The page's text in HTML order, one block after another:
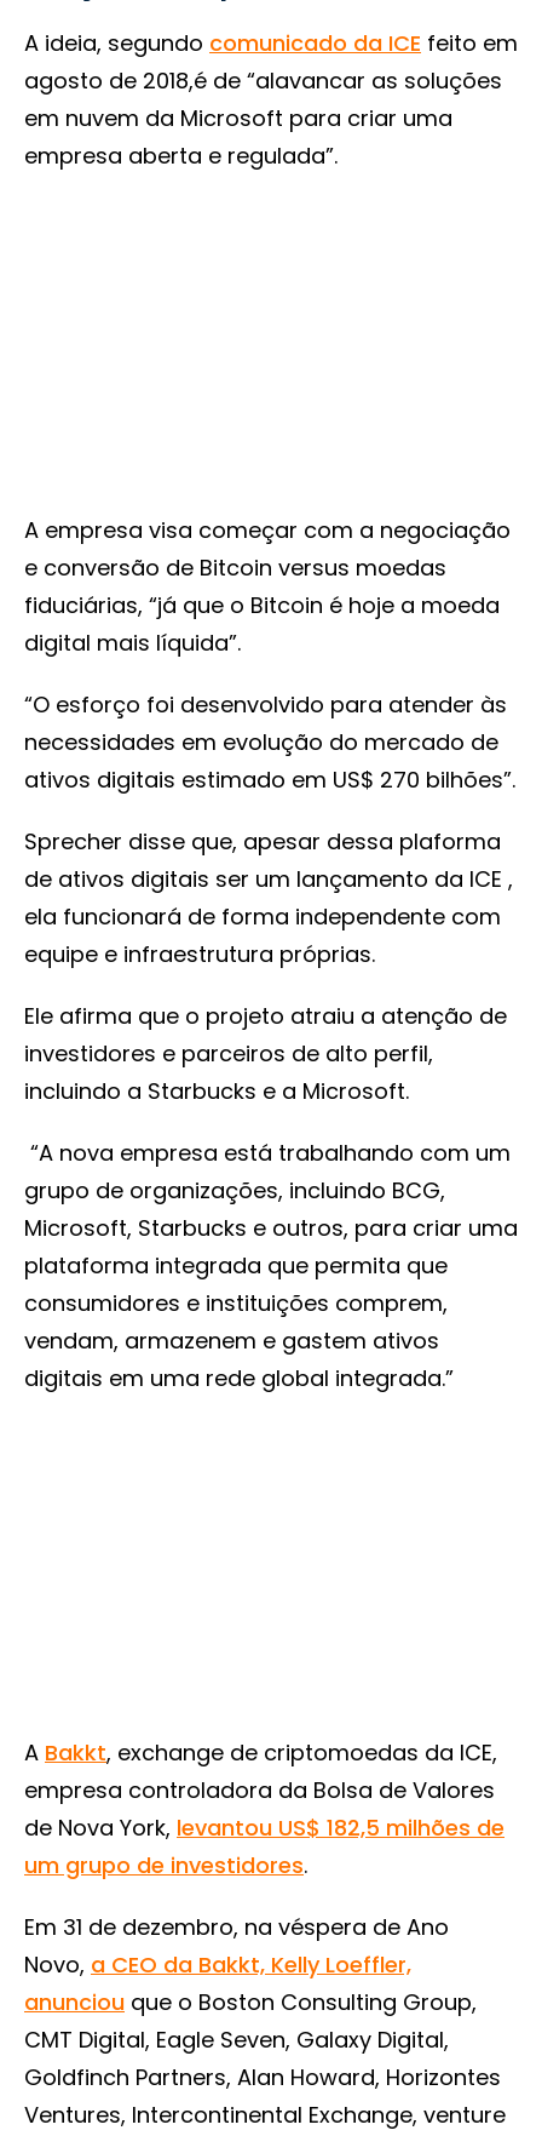
A ideia, segundo comunicado da ICE feito em
agosto de 2018,é de “alavancar as soluções
em nuvem da Microsoft para criar uma
empresa aberta e regulada”.
A empresa visa começar com a negociação
e conversão de Bitcoin versus moedas
fiduciárias, “já que o Bitcoin é hoje a moeda
digital mais líquida”.
“O esforço foi desenvolvido para atender às
necessidades em evolução do mercado de
ativos digitais estimado em US$ 270 bilhões”.
Sprecher disse que, apesar dessa plaforma
de ativos digitais ser um lançamento da ICE ,
ela funcionará de forma independente com
equipe e infraestrutura próprias.
Ele afirma que o projeto atraiu a atenção de
investidores e parceiros de alto perfil,
incluindo a Starbucks e a Microsoft.
“A nova empresa está trabalhando com um
grupo de organizações, incluindo BCG,
Microsoft, Starbucks e outros, para criar uma
plataforma integrada que permita que
consumidores e instituições comprem,
vendam, armazenem e gastem ativos
digitais em uma rede global integrada.”
A Bakkt, exchange de criptomoedas da ICE,
empresa controladora da Bolsa de Valores
de Nova York, levantou US$ 182,5 milhões de
um grupo de investidores.
Em 31 de dezembro, na véspera de Ano
Novo, a CEO da Bakkt, Kelly Loeffler,
anunciou que o Boston Consulting Group,
CMT Digital, Eagle Seven, Galaxy Digital,
Goldfinch Partners, Alan Howard, Horizontes
Ventures, Intercontinental Exchange, venture